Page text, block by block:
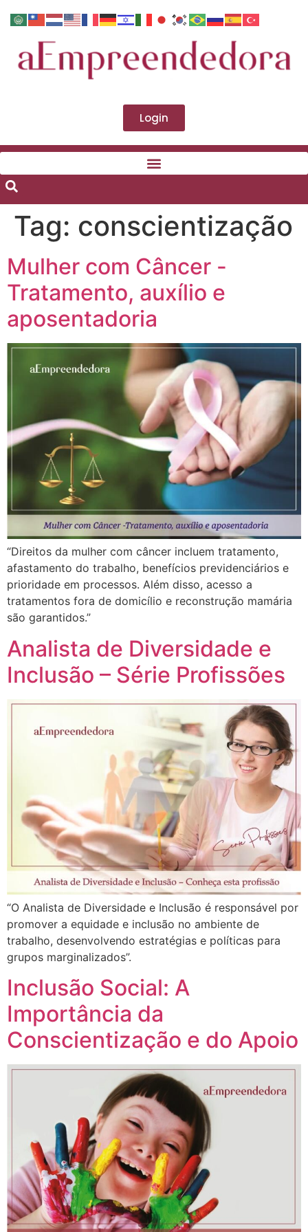
Login
Tag: conscientização
Mulher com Câncer -
Tratamento, auxílio e
aposentadoria
“Direitos da mulher com câncer incluem tratamento,
afastamento do trabalho, benefícios previdenciários e
prioridade em processos. Além disso, acesso a
tratamentos fora de domicílio e reconstrução mamária
são garantidos.”
Analista de Diversidade e
Inclusão – Série Profissões
“O Analista de Diversidade e Inclusão é responsável por
promover a equidade e inclusão no ambiente de
trabalho, desenvolvendo estratégias e políticas para
grupos marginalizados”.
Inclusão Social: A
Importância da
Conscientização e do Apoio